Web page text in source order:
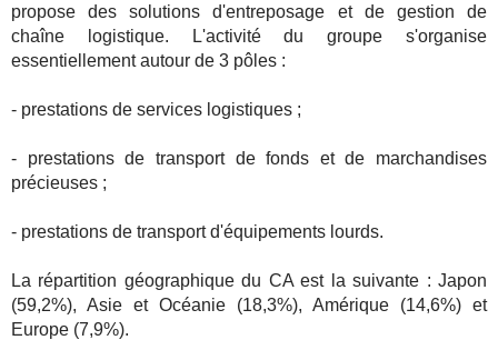
propose des solutions d'entreposage et de gestion de
chaîne logistique. L'activité du groupe s'organise
essentiellement autour de 3 pôles :
- prestations de services logistiques ;
- prestations de transport de fonds et de marchandises
précieuses ;
- prestations de transport d'équipements lourds.
La répartition géographique du CA est la suivante : Japon
(59,2%), Asie et Océanie (18,3%), Amérique (14,6%) et
Europe (7,9%).